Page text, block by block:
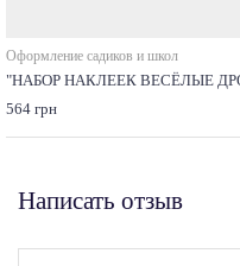
Оформление садиков и школ
"НАБОР НАКЛЕЕК ВЕСЁЛЫЕ
564 грн
Написать отзыв